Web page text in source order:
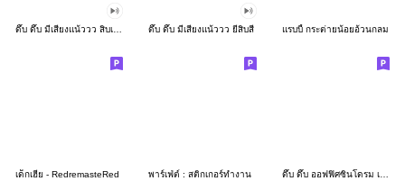
ดึ๊บ ดึ๊บ มีเสียงแน้ววว ยี่สิบสี่ แรบบี้ กระต่ายน้อยอ้วนกลม
เด็กเฮีย - RedremasteRed พาร์เฟ่ต์ : สติกเกอร์ทำงาน ดึ๊บ ดึ๊บ ออฟฟิศซินโดรม เจ็ด